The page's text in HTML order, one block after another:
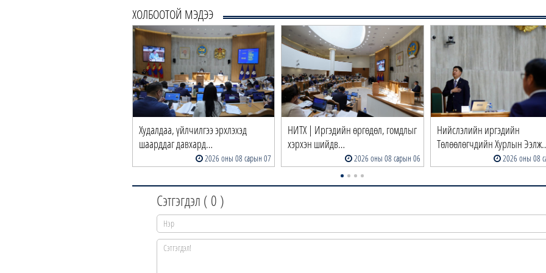
ХОЛБООТОЙ МЭДЭЭ
Худалдаа, үйлчилгээ эрхлэхэд
шаарддаг давхард…
2026 оны 08 сарын 07
НИТХ | Иргэдийн өргөдөл, гомдлыг
хэрхэн шийдв…
2026 оны 08 сарын 06
Нийслэлийн иргэдийн
Төлөөлөгчдийн Хурлын
2026 оны 08
Сэтгэгдэл ( 0 )